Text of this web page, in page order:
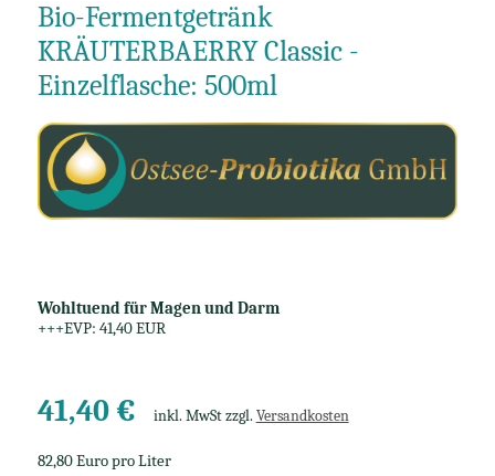
Bio-Fermentgetränk
KRÄUTERBAERRY Classic -
Einzelflasche: 500ml
Wohltuend für Magen und Darm
+++EVP: 41,40 EUR
41,40 € inkl. MwSt zzgl. Versandkosten
82,80 Euro pro Liter